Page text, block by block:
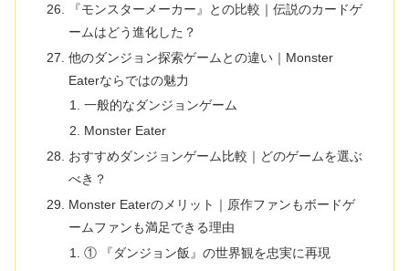
『モンスターメーカー』との比較｜伝説のカードゲ
ームはどう進化した？
他のダンジョン探索ゲームとの違い｜Monster
Eaterならではの魅力
一般的なダンジョンゲーム
Monster Eater
おすすめダンジョンゲーム比較｜どのゲームを選ぶ
べき？
Monster Eaterのメリット｜原作ファンもボードゲ
ームファンも満足できる理由
① 『ダンジョン飯』の世界観を忠実に再現